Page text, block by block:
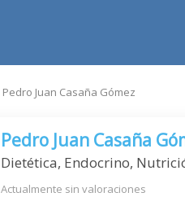
Pedro Juan Casaña Gómez
Pedro Juan Casaña
Dietética, Endocrino,
Actualmente sin valoraciones